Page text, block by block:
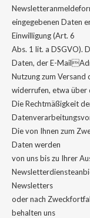
eingegebenen Daten
Einwilligung (Art. 6
Abs. 1 lit. a DSGVO).
Daten, der E-
Nutzung zum Versand
widerrufen, etwa über
Die Rechtmäßigkeit
Die von Ihnen zum
Daten werden
von uns bis zu Ihrer
Newsletters
oder nach
behalten uns